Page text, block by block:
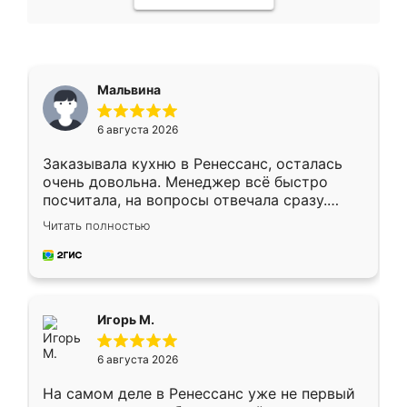
Мальвина
6 августа 2026
Заказывала кухню в Ренессанс, осталась
очень довольна. Менеджер всё быстро
посчитала, на вопросы отвечала сразу.
Замерщик приехал в субботу, подошёл к
делу со всей ответственностью. Собрали
за день, ребята работали аккуратно, даже
Читать полностью
Игорь М.
6 августа 2026
На самом деле в Ренессанс уже не первый